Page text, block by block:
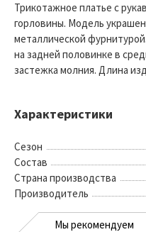
Трикотажное платье с
горловины. Модель
металлической
на задней половинке в
застежка молния. Длина
Характеристики
Сезон
Состав
Страна производства
Производитель
Мы рекомендуем